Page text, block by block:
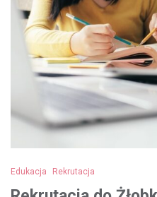
Edukacja Rekrutacja